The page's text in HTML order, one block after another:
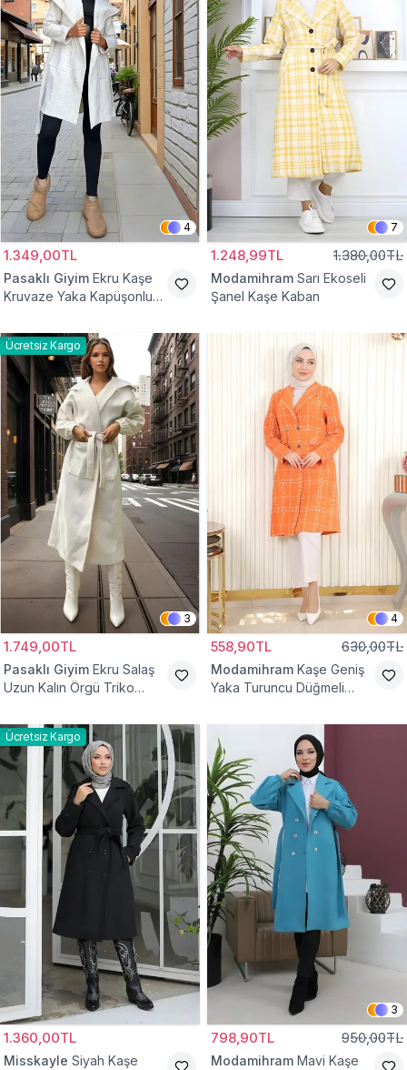
4
1.349,00TL
Pasaklı Giyim Ekru Kaşe
Kruvaze Yaka Kapüşonlu
7
1.248,99TL 1.380,00TL
Modamihram Sarı Ekoseli
Şanel Kaşe Kaban
Ücretsiz Kargo
3
1.749,00TL
Pasaklı Giyim Ekru Salaş
Uzun Kalın Örgü Triko
4
558,90TL 630,00TL
Modamihram Kaşe Geniş
Yaka Turuncu Düğmeli
Ücretsiz Kargo
1.360,00TL
Misskayle Siyah Kaşe
3
798,90TL 950,00TL
Modamihram Mavi Kaşe